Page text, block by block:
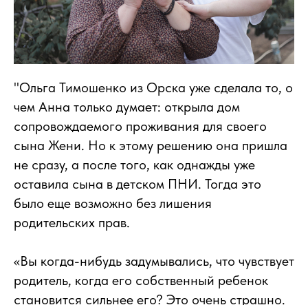
"Ольга Тимошенко из Орска уже сделала то, о
чем Анна только думает: открыла дом
сопровождаемого проживания для своего
сына Жени. Но к этому решению она пришла
не сразу, а после того, как однажды уже
оставила сына в детском ПНИ. Тогда это
было еще возможно без лишения
родительских прав.
«Вы когда-нибудь задумывались, что чувствует
родитель, когда его собственный ребенок
становится сильнее его? Это очень страшно.